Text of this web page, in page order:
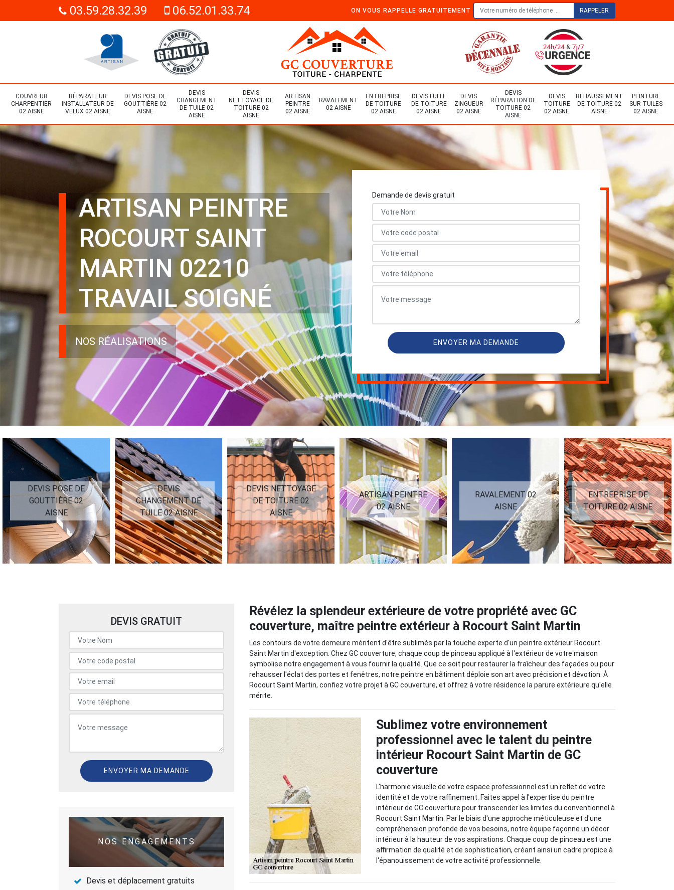
03.59.28.32.39 06.52.01.33.74 ON VOUS RAPPELLE GRATUITEMENT
COUVREUR
CHARPENTIER
02 AISNE
RÉPARATEUR
INSTALLATEUR DE
VELUX 02 AISNE
DEVIS POSE DE
GOUTTIÈRE 02
AISNE
DEVIS
CHANGEMENT
DE TUILE 02
AISNE
DEVIS
NETTOYAGE DE
TOITURE 02
AISNE
ARTISAN
PEINTRE
02 AISNE
RAVALEMENT
02 AISNE
ENTREPRISE
DE TOITURE
02 AISNE
DEVIS FUITE
DE TOITURE
02 AISNE
DEVIS
ZINGUEUR
02 AISNE
DEVIS
RÉPARATION DE
TOITURE 02
AISNE
DEVIS
TOITURE
02 AISNE
REHAUSSEMENT
DE TOITURE 02
AISNE
PEINTURE
SUR TUILES
02 AISNE
ARTISAN PEINTRE
ROCOURT SAINT
MARTIN 02210
TRAVAIL SOIGNÉ
NOS RÉALISATIONS
Demande de devis gratuit
DEVIS POSE DE
GOUTTIÈRE 02
AISNE
DEVIS
CHANGEMENT DE
TUILE 02 AISNE
DEVIS NETTOYAGE
DE TOITURE 02
AISNE
ARTISAN PEINTRE
02 AISNE
RAVALEMENT 02
AISNE
ENTREPRISE DE
TOITURE 02 AISNE
DEVIS GRATUIT
NOS ENGAGEMENTS
Devis et déplacement gratuits
Révélez la splendeur extérieure de votre propriété avec GC
couverture, maître peintre extérieur à Rocourt Saint Martin
Les contours de votre demeure méritent d'être sublimés par la touche experte d'un peintre extérieur Rocourt
Saint Martin d'exception. Chez GC couverture, chaque coup de pinceau appliqué à l'extérieur de votre maison
symbolise notre engagement à vous fournir la qualité. Que ce soit pour restaurer la fraîcheur des façades ou pour
rehausser l'éclat des portes et fenêtres, notre peintre en bâtiment déploie son art avec précision et dévotion. À
Rocourt Saint Martin, confiez votre projet à GC couverture, et offrez à votre résidence la parure extérieure qu'elle
mérite.
Sublimez votre environnement
professionnel avec le talent du peintre
intérieur Rocourt Saint Martin de GC
couverture
L'harmonie visuelle de votre espace professionnel est un reflet de votre
identité et de votre raffinement. Faites appel à l'expertise du peintre
intérieur de GC couverture pour transcender les limites du conventionnel à
Rocourt Saint Martin. Par le biais d'une approche méticuleuse et d'une
compréhension profonde de vos besoins, notre équipe façonne un décor
intérieur à la hauteur de vos aspirations. Chaque coup de pinceau est une
affirmation de qualité et de sophistication, créant ainsi un cadre propice à
l'épanouissement de votre activité professionnelle.